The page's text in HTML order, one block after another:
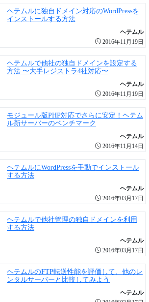
ヘテムルに独自ドメイン対応のWordPressを
インストールする方法
ヘテムル
2016年11月19日
ヘテムルで他社の独自ドメインを設定する
方法 〜大手レジストラ4社対応〜
ヘテムル
2016年11月19日
モジュール版PHP対応でさらに安定！ヘテム
ル新サーバーのベンチマーク
ヘテムル
2016年11月14日
ヘテムルにWordPressを手動でインストール
する方法
ヘテムル
2016年03月17日
ヘテムルで他社管理の独自ドメインを利用
する方法
ヘテムル
2016年03月17日
ヘテムルのFTP転送性能を評価して、他のレ
ンタルサーバーと比較してみよう
ヘテムル